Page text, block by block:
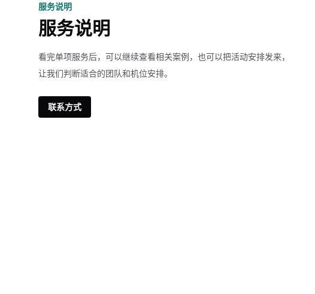
服务说明
服务说明
看完单项服务后，可以继续查看相关案例，也可以把活动安排发来，
让我们判断适合的团队和机位安排。
联系方式